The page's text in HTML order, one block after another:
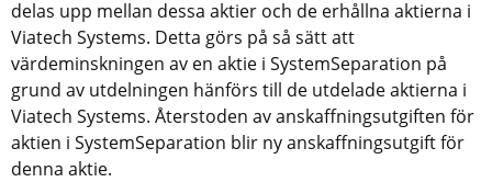
delas upp mellan dessa aktier och de erhållna aktierna i
Viatech Systems. Detta görs på så sätt att
värdeminskningen av en aktie i SystemSeparation på
grund av utdelningen hänförs till de utdelade aktierna i
Viatech Systems. Återstoden av anskaffningsutgiften för
aktien i SystemSeparation blir ny anskaffningsutgift för
denna aktie.